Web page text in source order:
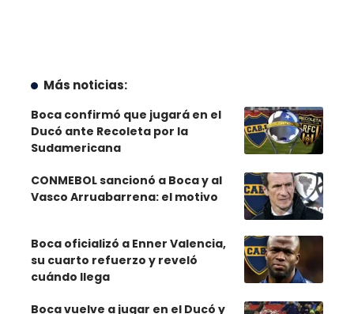
Más noticias:
Boca confirmó que jugará en el
Ducó ante Recoleta por la
Sudamericana
CONMEBOL sancionó a Boca y al
Vasco Arruabarrena: el motivo
Boca oficializó a Enner Valencia,
su cuarto refuerzo y reveló
cuándo llega
Boca vuelve a jugar en el Ducó y